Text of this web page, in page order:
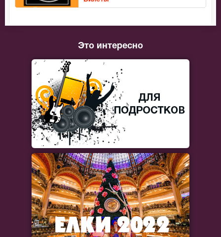
Это интересно